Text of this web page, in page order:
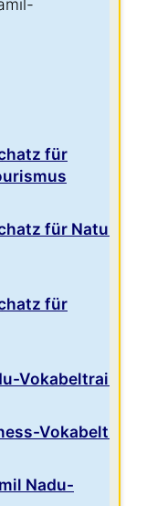
für
für Natur und
für
Vokabeltrainer
Vokabeltrainer
Nadu-